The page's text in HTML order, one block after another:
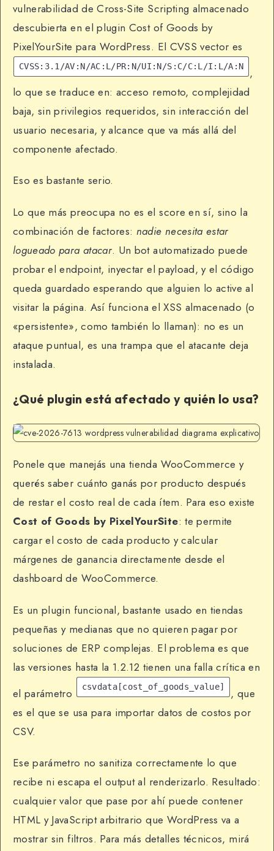
vulnerabilidad de Cross-Site Scripting almacenado
descubierta en el plugin Cost of Goods by
PixelYourSite para WordPress. El CVSS vector es
CVSS:3.1/AV:N/AC:L/PR:N/UI:N/S:C/C:L/I:L/A:N
,
lo que se traduce en: acceso remoto, complejidad
baja, sin privilegios requeridos, sin interacción del
usuario necesaria, y alcance que va más allá del
componente afectado.
Eso es bastante serio.
Lo que más preocupa no es el score en sí, sino la
combinación de factores: nadie necesita estar
logueado para atacar. Un bot automatizado puede
probar el endpoint, inyectar el payload, y el código
queda guardado esperando que alguien lo active al
visitar la página. Así funciona el XSS almacenado (o
«persistente», como también lo llaman): no es un
ataque puntual, es una trampa que el atacante deja
instalada.
¿Qué plugin está afectado y quién lo usa?
Ponele que manejás una tienda WooCommerce y
querés saber cuánto ganás por producto después
de restar el costo real de cada ítem. Para eso existe
Cost of Goods by PixelYourSite: te permite
cargar el costo de cada producto y calcular
márgenes de ganancia directamente desde el
dashboard de WooCommerce.
Es un plugin funcional, bastante usado en tiendas
pequeñas y medianas que no quieren pagar por
soluciones de ERP complejas. El problema es que
las versiones hasta la 1.2.12 tienen una falla crítica en
el parámetro
csvdata[cost_of_goods_value]
, que
es el que se usa para importar datos de costos por
CSV.
Ese parámetro no sanitiza correctamente lo que
recibe ni escapa el output al renderizarlo. Resultado:
cualquier valor que pase por ahí puede contener
HTML y JavaScript arbitrario que WordPress va a
mostrar sin filtros. Para más detalles técnicos, mirá